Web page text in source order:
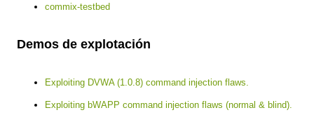
commix-testbed
Demos de explotación
Exploiting DVWA (1.0.8) command injection flaws.
Exploiting bWAPP command injection flaws (normal & blind).